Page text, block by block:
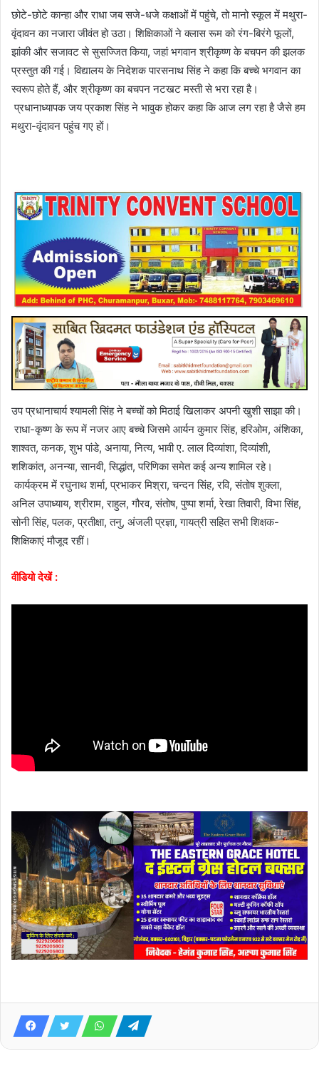
छोटे-छोटे कान्हा और राधा जब सजे-धजे कक्षाओं में पहुंचे, तो मानो स्कूल में मथुरा-
वृंदावन का नजारा जीवंत हो उठा। शिक्षिकाओं ने क्लास रूम को रंग-बिरंगे फूलों,
झांकी और सजावट से सुसज्जित किया, जहां भगवान श्रीकृष्ण के बचपन की झलक
प्रस्तुत की गई। विद्यालय के निदेशक पारसनाथ सिंह ने कहा कि बच्चे भगवान का
स्वरूप होते हैं, और श्रीकृष्ण का बचपन नटखट मस्ती से भरा रहा है।
प्रधानाध्यापक जय प्रकाश सिंह ने भावुक होकर कहा कि आज लग रहा है जैसे हम
मथुरा-वृंदावन पहुंच गए हों।
उप प्रधानाचार्य श्यामली सिंह ने बच्चों को मिठाई खिलाकर अपनी खुशी साझा की।
राधा-कृष्ण के रूप में नजर आए बच्चे जिसमे आर्यन कुमार सिंह, हरिओम, अंशिका,
शाश्वत, कनक, शुभ पांडे, अनाया, नित्य, भावी ए. लाल दिव्यांशा, दिव्यांशी,
शशिकांत, अनन्या, सानवी, सिद्धांत, परिणिका समेत कई अन्य शामिल रहे।
कार्यक्रम में रघुनाथ शर्मा, प्रभाकर मिश्रा, चन्दन सिंह, रवि, संतोष शुक्ला,
अनिल उपाध्याय, श्रीराम, राहुल, गौरव, संतोष, पुष्पा शर्मा, रेखा तिवारी, विभा सिंह,
सोनी सिंह, पलक, प्रतीक्षा, तनु, अंजली प्रज्ञा, गायत्री सहित सभी शिक्षक-
शिक्षिकाएं मौजूद रहीं।
वीडियो देखें :